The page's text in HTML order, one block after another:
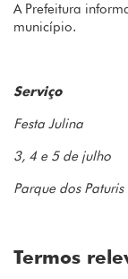
A Prefeitura
município.
Serviço
Festa Julina
3, 4 e 5 de julho
Parque dos
Termos